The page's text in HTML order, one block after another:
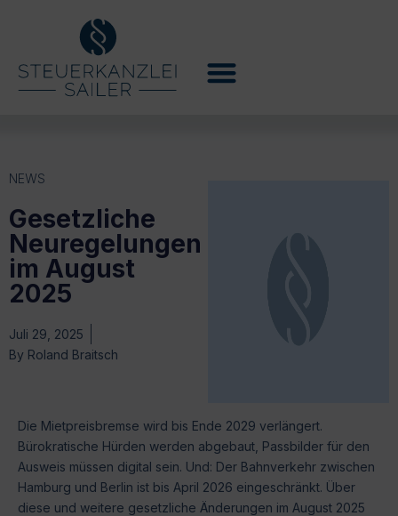
NEWS
Gesetzliche
Neuregelungen
im August
2025
Juli 29, 2025
By Roland Braitsch
Die Mietpreisbremse wird bis Ende 2029 verlängert.
Bürokratische Hürden werden abgebaut, Passbilder für den
Ausweis müssen digital sein. Und: Der Bahnverkehr zwischen
Hamburg und Berlin ist bis April 2026 eingeschränkt. Über
diese und weitere gesetzliche Änderungen im August 2025